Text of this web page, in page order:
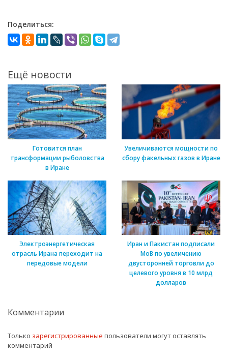
Поделиться:
Ещё новости
Готовится план
трансформации рыболовства
в Иране
Увеличиваются мощности по
сбору факельных газов в Иране
Электроэнергетическая
отрасль Ирана переходит на
передовые модели
Иран и Пакистан подписали
МоВ по увеличению
двусторонней торговли до
целевого уровня в 10 млрд
долларов
Комментарии
Только зарегистрированные пользователи могут оставлять
комментарий